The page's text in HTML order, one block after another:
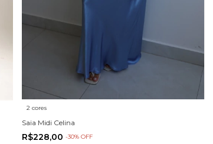
2 cores
Saia Midi Celina
R$228,00-30%OFF